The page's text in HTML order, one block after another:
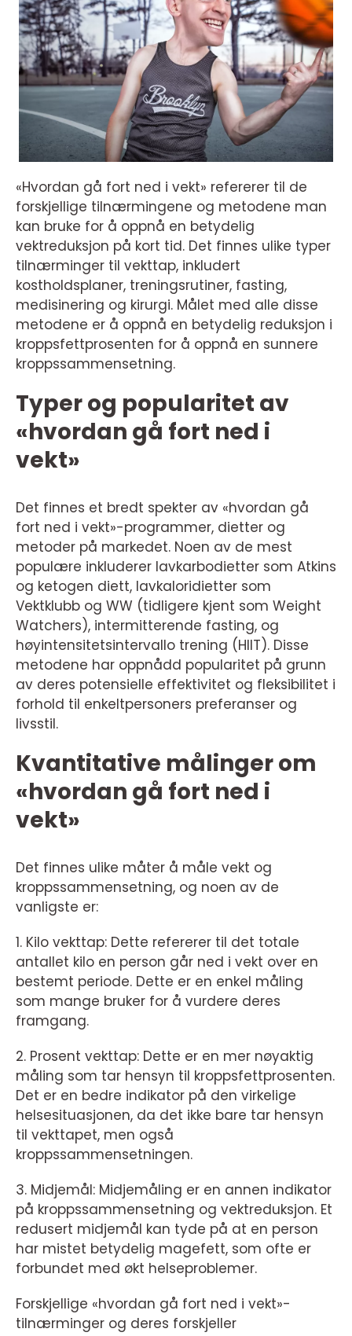
«Hvordan gå fort ned i vekt» refererer til de
forskjellige tilnærmingene og metodene man
kan bruke for å oppnå en betydelig
vektreduksjon på kort tid. Det finnes ulike typer
tilnærminger til vekttap, inkludert
kostholdsplaner, treningsrutiner, fasting,
medisinering og kirurgi. Målet med alle disse
metodene er å oppnå en betydelig reduksjon i
kroppsfettprosenten for å oppnå en sunnere
kroppssammensetning.
Typer og popularitet av
«hvordan gå fort ned i
vekt»
Det finnes et bredt spekter av «hvordan gå
fort ned i vekt»-programmer, dietter og
metoder på markedet. Noen av de mest
populære inkluderer lavkarbodietter som Atkins
og ketogen diett, lavkaloridietter som
Vektklubb og WW (tidligere kjent som Weight
Watchers), intermitterende fasting, og
høyintensitetsintervallo trening (HIIT). Disse
metodene har oppnådd popularitet på grunn
av deres potensielle effektivitet og fleksibilitet i
forhold til enkeltpersoners preferanser og
livsstil.
Kvantitative målinger om
«hvordan gå fort ned i
vekt»
Det finnes ulike måter å måle vekt og
kroppssammensetning, og noen av de
vanligste er:
1. Kilo vekttap: Dette refererer til det totale
antallet kilo en person går ned i vekt over en
bestemt periode. Dette er en enkel måling
som mange bruker for å vurdere deres
framgang.
2. Prosent vekttap: Dette er en mer nøyaktig
måling som tar hensyn til kroppsfettprosenten.
Det er en bedre indikator på den virkelige
helsesituasjonen, da det ikke bare tar hensyn
til vekttapet, men også
kroppssammensetningen.
3. Midjemål: Midjemåling er en annen indikator
på kroppssammensetning og vektreduksjon. Et
redusert midjemål kan tyde på at en person
har mistet betydelig magefett, som ofte er
forbundet med økt helseproblemer.
Forskjellige «hvordan gå fort ned i vekt»-
tilnærminger og deres forskjeller